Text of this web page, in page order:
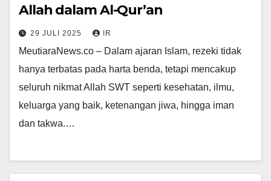
Allah dalam Al-Qur’an
29 JULI 2025 IR
MeutiaraNews.co – Dalam ajaran Islam, rezeki tidak
hanya terbatas pada harta benda, tetapi mencakup
seluruh nikmat Allah SWT seperti kesehatan, ilmu,
keluarga yang baik, ketenangan jiwa, hingga iman
dan takwa.…